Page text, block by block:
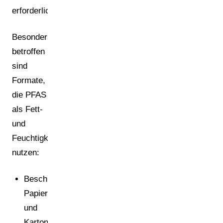
erforderlich
Besonders
betroffen
sind
Formate,
die PFAS
als Fett-
und
Feuchtigkeitsbarriere
nutzen:
Beschichtetes
Papier
und